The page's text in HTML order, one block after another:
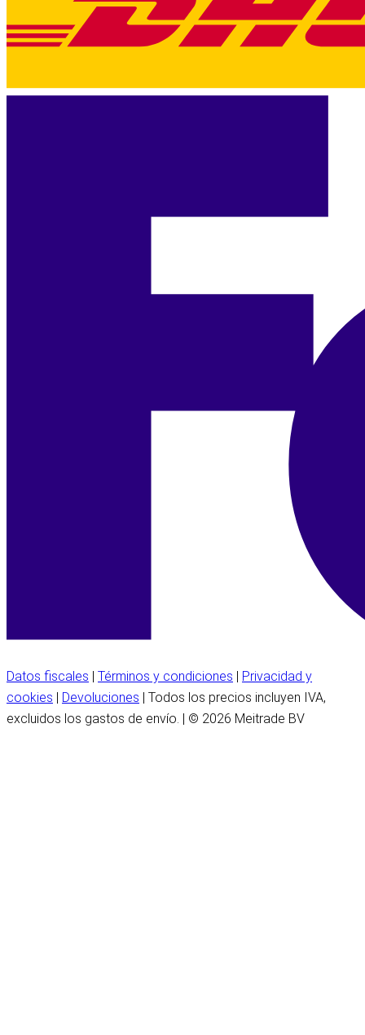
Datos fiscales Términos y condiciones
Privacidad y
cookies
Devoluciones | Todos los precios incluyen IVA,
excluidos los gastos de envío. | © 2026 Meitrade BV